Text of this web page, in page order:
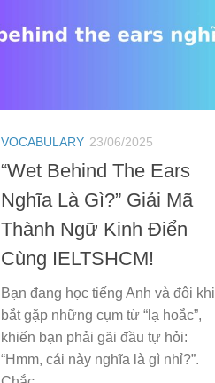
VOCABULARY 23/06/2025
“Wet Behind The Ears
Nghĩa Là Gì?” Giải Mã
Thành Ngữ Kinh Điển
Cùng IELTSHCM!
Bạn đang học tiếng Anh và đôi khi
bắt gặp những cụm từ “lạ hoắc”,
khiến bạn phải gãi đầu tự hỏi:
“Hmm, cái này nghĩa là gì nhỉ?”.